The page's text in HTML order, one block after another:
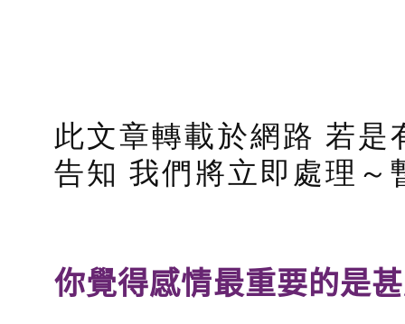
此文章轉載於網路 若
告知 我們將立即處理～
你覺得感情最重要的是